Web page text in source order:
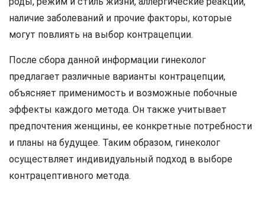
наличие заболеваний и прочие факторы, которые
могут повлиять на выбор контрацепции.
После сбора данной информации гинеколог
предлагает различные варианты контрацепции,
объясняет применимость и возможные побочные
эффекты каждого метода. Он также учитывает
предпочтения женщины, ее конкретные потребности
и планы на будущее. Таким образом, гинеколог
осуществляет индивидуальный подход в выборе
контрацептивного метода.